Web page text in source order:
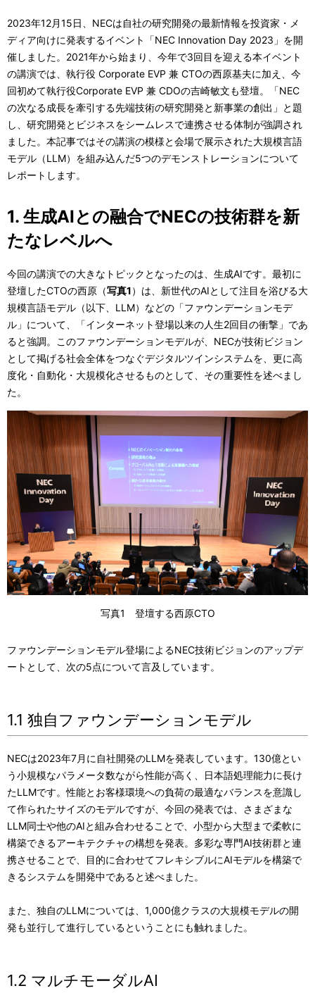
ま
す
。
シ
ョ
ン
2023年12月15日、NECは自社の研究開発の最新情報を投資家・メ
ディア向けに発表するイベント「NEC Innovation Day 2023」を開
催しました。2021年から始まり、今年で3回目を迎える本イベント
の講演では、執行役 Corporate EVP 兼 CTOの西原基夫に加え、今
回初めて執行役Corporate EVP 兼 CDOの吉崎敏文も登壇。「NEC
の次なる成長を牽引する先端技術の研究開発と新事業の創出」と題
し、研究開発とビジネスをシームレスで連携させる体制が強調され
ました。本記事ではその講演の模様と会場で展示された大規模言語
モデル（LLM）を組み込んだ5つのデモンストレーションについて
レポートします。
1. 生成AIとの融合でNECの技術群を新
たなレベルへ
今回の講演での大きなトピックとなったのは、生成AIです。最初に
登壇したCTOの西原（写真1）は、新世代のAIとして注目を浴びる大
規模言語モデル（以下、LLM）などの「ファウンデーションモデ
ル」について、「インターネット登場以来の人生2回目の衝撃」であ
ると強調。このファウンデーションモデルが、NECが技術ビジョン
として掲げる社会全体をつなぐデジタルツインシステムを、更に高
度化・自動化・大規模化させるものとして、その重要性を述べまし
た。
写真1 登壇する西原CTO
ファウンデーションモデル登場によるNEC技術ビジョンのアップデ
ートとして、次の5点について言及しています。
1.1 独自ファウンデーションモデル
NECは2023年7月に自社開発のLLMを発表しています。130億とい
う小規模なパラメータ数ながら性能が高く、日本語処理能力に長け
たLLMです。性能とお客様環境への負荷の最適なバランスを意識し
て作られたサイズのモデルですが、今回の発表では、さまざまな
LLM同士や他のAIと組み合わせることで、小型から大型まで柔軟に
構築できるアーキテクチャの構想を発表。多彩な専門AI技術群と連
携させることで、目的に合わせてフレキシブルにAIモデルを構築で
きるシステムを開発中であると述べました。
また、独自のLLMについては、1,000億クラスの大規模モデルの開
発も並行して進行しているということにも触れました。
1.2 マルチモーダルAI